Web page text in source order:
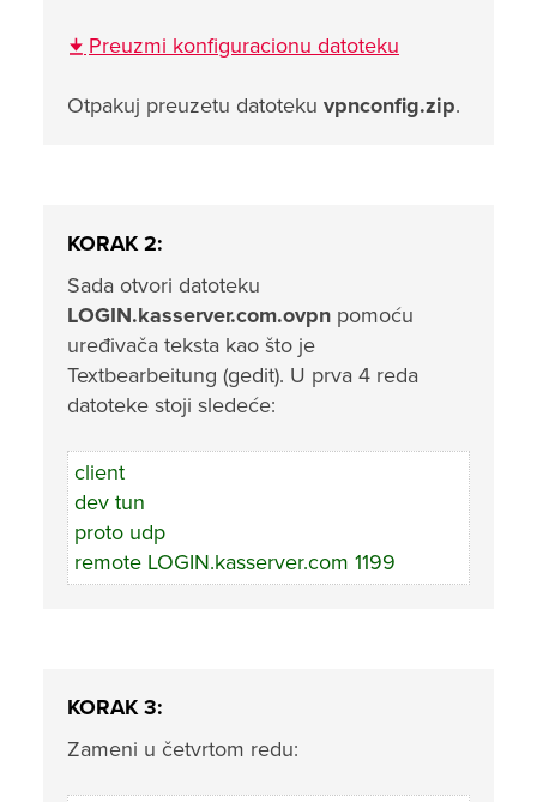
Preuzmi konfiguracionu datoteku
Otpakuj preuzetu datoteku vpnconfig.zip.
KORAK 2:
Sada otvori datoteku
LOGIN.kasserver.com.ovpn pomoću
uređivača teksta kao što je
Textbearbeitung (gedit). U prva 4 reda
datoteke stoji sledeće:
client
dev tun
proto udp
remote LOGIN.kasserver.com 1199
KORAK 3:
Zameni u četvrtom redu: